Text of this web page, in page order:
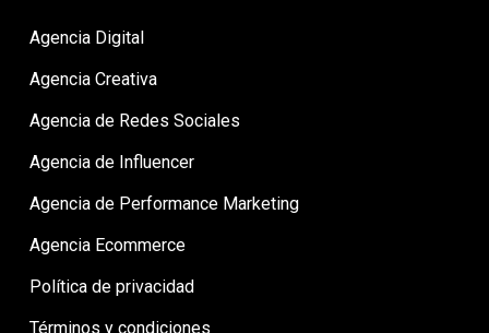
Agencia Digital
Agencia Creativa
Agencia de Redes Sociales
Agencia de Influencer
Agencia de Performance Marketing
Agencia Ecommerce
Política de privacidad
Términos y condiciones